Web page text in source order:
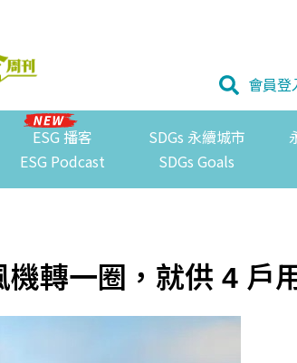
會員登
ESG 播客
ESG Podcast
SDGs 永續城市
SDGs Goals
轉一圈，就供 4 戶